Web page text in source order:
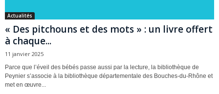
Actualités
« Des pitchouns et des mots » : un livre offert
à chaque...
11 janvier 2025
Parce que l’éveil des bébés passe aussi par la lecture, la bibliothèque de
Peynier s’associe à la bibliothèque départementale des Bouches-du-Rhône et
met en œuvre...